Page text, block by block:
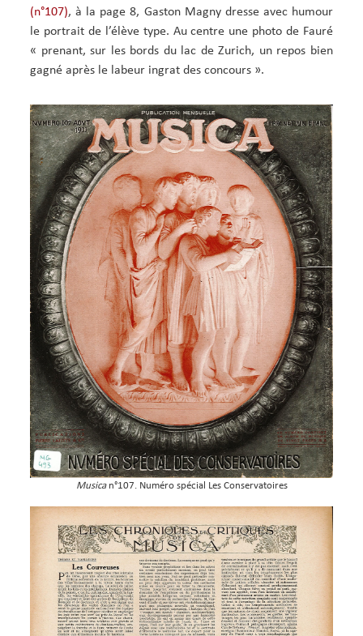
(n°107), à la page 8, Gaston Magny dresse avec humour
le portrait de l’élève type. Au centre une photo de Fauré
« prenant, sur les bords du lac de Zurich, un repos bien
gagné après le labeur ingrat des concours ».
Musica n°107. Numéro spécial Les Conservatoires